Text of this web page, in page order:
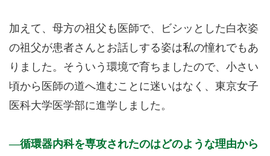
加えて、母方の祖父も医師で、ビシッとした白衣姿
の祖父が患者さんとお話しする姿は私の憧れでもあ
りました。そういう環境で育ちましたので、小さい
頃から医師の道へ進むことに迷いはなく、東京女子
医科大学医学部に進学しました。
循環器内科を専攻されたのはどのような理由から